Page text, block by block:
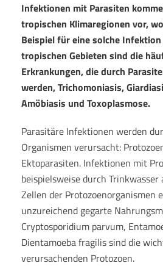
Infektionen mit Parasiten
tropischen Klimaregionen vor,
Beispiel für eine solche
tropischen Gebieten sind die
Erkrankungen, die durch
werden, Trichomoniasis,
Amöbiasis und Toxoplasmose.
Parasitäre Infektionen werden
Organismen verursacht:
Ektoparasiten. Infektionen mit
beispielsweise durch
Zellen der Protozoenorganismen
unzureichend gegarte
Cryptosporidium parvum,
Dientamoeba fragilis sind die
verursachenden Protozoen.